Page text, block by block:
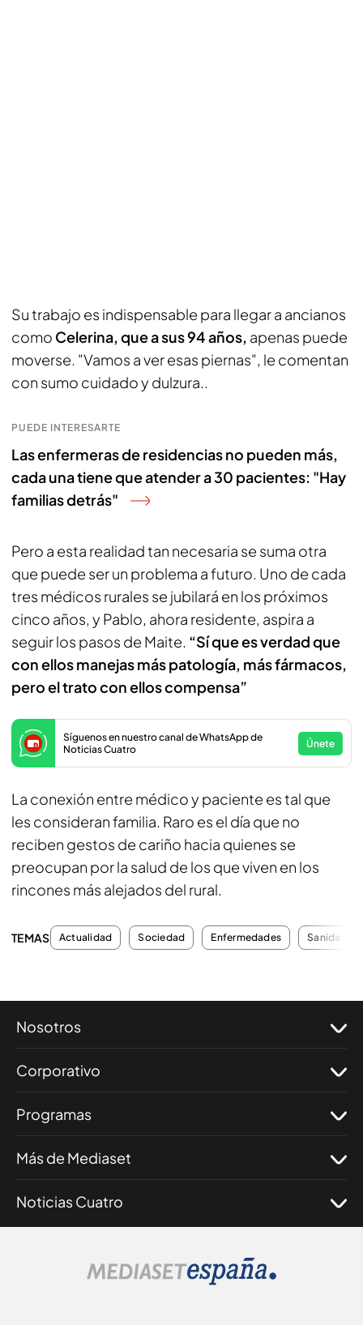
Su trabajo es indispensable para llegar a ancianos
como Celerina, que a sus 94 años, apenas puede
moverse. "Vamos a ver esas piernas", le comentan
con sumo cuidado y dulzura..
PUEDE INTERESARTE
Las enfermeras de residencias no pueden más,
cada una tiene que atender a 30 pacientes: "Hay
familias detrás"
Pero a esta realidad tan necesaria se suma otra
que puede ser un problema a futuro. Uno de cada
tres médicos rurales se jubilará en los próximos
cinco años, y Pablo, ahora residente, aspira a
seguir los pasos de Maite. “Sí que es verdad que
con ellos manejas más patología, más fármacos,
pero el trato con ellos compensa”
Síguenos en nuestro canal de WhatsApp de
Noticias Cuatro
Únete
La conexión entre médico y paciente es tal que
les consideran familia. Raro es el día que no
reciben gestos de cariño hacia quienes se
preocupan por la salud de los que viven en los
rincones más alejados del rural.
TEMAS Actualidad Sociedad Enfermedades Sanidad
Nosotros
Corporativo
Programas
Más de Mediaset
Noticias Cuatro